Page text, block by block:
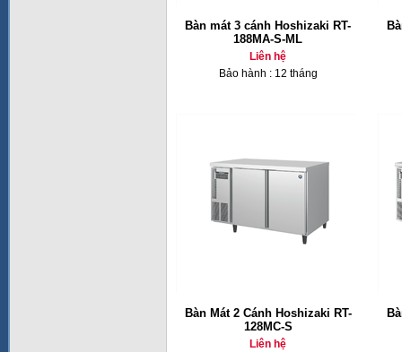
Bàn mát 3 cánh Hoshizaki RT-
188MA-S-ML
Liên hệ
Bảo hành : 12 tháng
Bàn Mát 2 Cánh Hoshizaki RT-
128MC-S
Liên hệ